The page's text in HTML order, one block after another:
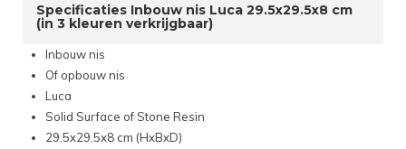
Specificaties Inbouw nis Luca 29.5x29.5x8 cm
(in 3 kleuren verkrijgbaar)
Inbouw nis
Of opbouw nis
Luca
Solid Surface of Stone Resin
29.5x29.5x8 cm (HxBxD)